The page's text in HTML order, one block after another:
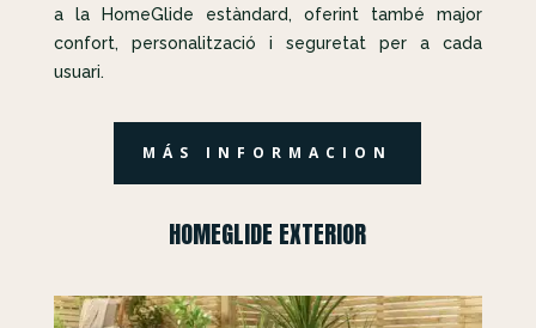
a la HomeGlide estàndard, oferint també major
confort, personalització i seguretat per a cada
usuari.
MÁS INFORMACION
HOMEGLIDE EXTERIOR